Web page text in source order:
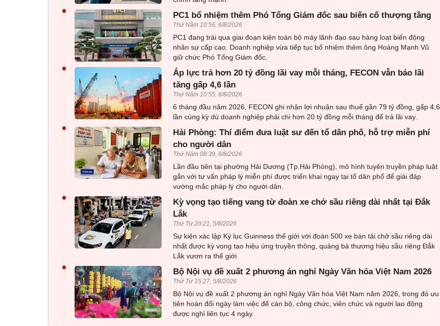
• PC1 bổ nhiệm thêm Phó Tổng Giám đốc sau biến cố thượng tầng
Thứ Năm 10:56, 6/8/2026
PC1 đang trải qua giai đoạn kiện toàn bộ máy lãnh đạo sau hàng loạt biến động
nhân sự cấp cao. Doanh nghiệp vừa tiếp tục bổ nhiệm thêm ông Hoàng Mạnh Vũ
giữ chức Phó Tổng Giám đốc.
•
Áp lực trả hơn 20 tỷ đồng lãi vay mỗi tháng, FECON vẫn báo lãi
tăng gấp 4,6 lần
Thứ Năm 10:55, 6/8/2026
6 tháng đầu năm 2026, FECON ghi nhận lợi nhuận sau thuế gần 79 tỷ đồng, gấp 4,6
lần cùng kỳ dù doanh nghiệp phải chi hơn 20 tỷ đồng mỗi tháng để trả lãi vay.
•
Hải Phòng: Thí điểm đưa luật sư đến tổ dân phố, hỗ trợ miễn phí
cho người dân
Thứ Năm 08:39, 6/8/2026
Lần đầu tiên tại phường Hải Dương (Tp.Hải Phòng), mô hình tuyên truyền pháp luật
gắn với tư vấn pháp lý miễn phí được triển khai ngay tại tổ dân phố để giải đáp
vướng mắc pháp lý cho người dân.
•
Kỳ vọng tạo tiếng vang từ đoàn xe chở sầu riêng dài nhất tại Đắk
Lắk
Thứ Tư 20:21, 5/8/2026
Sự kiện xác lập Kỷ lục Guinness thế giới với đoàn 500 xe bán tải chở sầu riêng dài
nhất được kỳ vọng tạo hiệu ứng truyền thông, quảng bá thương hiệu sầu riêng Đắk
Lắk vươn ra thế giới.
• Bộ Nội vụ đề xuất 2 phương án nghỉ Ngày Văn hóa Việt Nam 2026
Thứ Tư 15:27, 5/8/2026
Bộ Nội vụ đề xuất 2 phương án nghỉ Ngày Văn hóa Việt Nam năm 2026, trong đó ưu
tiên hoán đổi ngày làm việc để cán bộ, công chức, viên chức và người lao động
được nghỉ liên tục 4 ngày.